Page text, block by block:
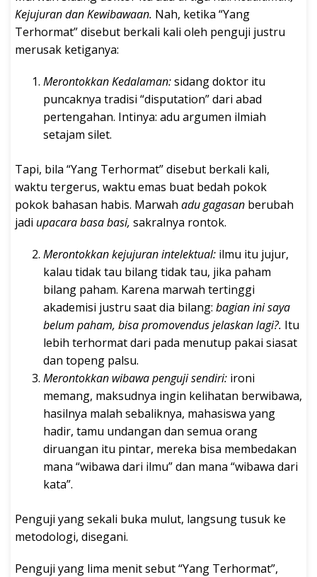
Kejujuran dan Kewibawaan. Nah, ketika “Yang
Terhormat” disebut berkali kali oleh penguji justru
merusak ketiganya:
Merontokkan Kedalaman:sidang doktor itu
puncaknya tradisi “disputation” dari abad
pertengahan. Intinya: adu argumen ilmiah
setajam silet.
Tapi, bila “Yang Terhormat” disebut berkali kali,
waktu tergerus, waktu emas buat bedah pokok
pokok bahasan habis. Marwah adu gagasan berubah
jadi upacara basa basi, sakralnya rontok.
Merontokkan kejujuran intelektual: ilmu itu jujur,
kalau tidak tau bilang tidak tau, jika paham
bilang paham. Karena marwah tertinggi
akademisi justru saat dia bilang: bagian ini saya
belum paham, bisa promovendus jelaskan lagi?. Itu
lebih terhormat dari pada menutup pakai siasat
dan topeng palsu.
Merontokkan wibawa penguji sendiri: ironi
memang, maksudnya ingin kelihatan berwibawa,
hasilnya malah sebaliknya, mahasiswa yang
hadir, tamu undangan dan semua orang
diruangan itu pintar, mereka bisa membedakan
mana “wibawa dari ilmu” dan mana “wibawa dari
kata”.
Penguji yang sekali buka mulut, langsung tusuk ke
metodologi, disegani.
Penguji yang lima menit sebut “Yang Terhormat”,